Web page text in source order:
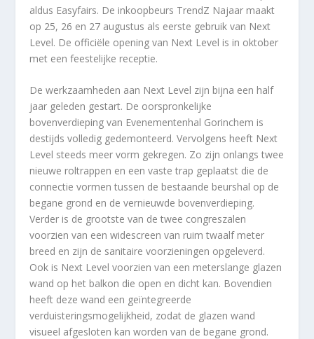
aldus Easyfairs. De inkoopbeurs TrendZ Najaar maakt
op 25, 26 en 27 augustus als eerste gebruik van Next
Level. De officiële opening van Next Level is in oktober
met een feestelijke receptie.
De werkzaamheden aan Next Level zijn bijna een half
jaar geleden gestart. De oorspronkelijke
bovenverdieping van Evenementenhal Gorinchem is
destijds volledig gedemonteerd. Vervolgens heeft Next
Level steeds meer vorm gekregen. Zo zijn onlangs twee
nieuwe roltrappen en een vaste trap geplaatst die de
connectie vormen tussen de bestaande beurshal op de
begane grond en de vernieuwde bovenverdieping.
Verder is de grootste van de twee congreszalen
voorzien van een widescreen van ruim twaalf meter
breed en zijn de sanitaire voorzieningen opgeleverd.
Ook is Next Level voorzien van een meterslange glazen
wand op het balkon die open en dicht kan. Bovendien
heeft deze wand een geïntegreerde
verduisteringsmogelijkheid, zodat de glazen wand
visueel afgesloten kan worden van de begane grond.